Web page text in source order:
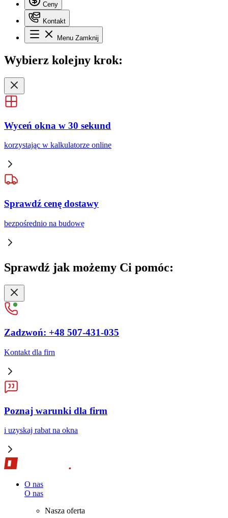
Ceny
Kontakt
Menu Zamknij
Wybierz kolejny krok:
Wyceń okna w 30 sekund
korzystając w kalkulatorze online
Sprawdź cenę dostawy
bezpośrednio na budowę
Sprawdź jak możemy Ci pomóc:
Zadzwoń: +48 507-431-035
Kontakt dla firn
Poznaj warunki dla firm
i uzyskaj rabat na okna
O nas
O nas
Nasza oferta